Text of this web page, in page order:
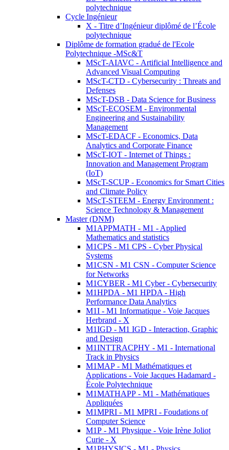
polytechnique
Cycle Ingénieur
X - Titre d’Ingénieur diplômé de l’École
polytechnique
Diplôme de formation gradué de l'Ecole
Polytechnique -MSc&T
MScT-AIAVC - Artificial Intelligence and
Advanced Visual Computing
MScT-CTD - Cybersecurity : Threats and
Defenses
MScT-DSB - Data Science for Business
MScT-ECOSEM - Environmental
Engineering and Sustainability
Management
MScT-EDACF - Economics, Data
Analytics and Corporate Finance
MScT-IOT - Internet of Things :
Innovation and Management Program
(IoT)
MScT-SCUP - Economics for Smart Cities
and Climate Policy
MScT-STEEM - Energy Environment :
Science Technology & Management
Master (DNM)
M1APPMATH - M1 - Applied
Mathematics and statistics
M1CPS - M1 CPS - Cyber Physical
Systems
M1CSN - M1 CSN - Computer Science
for Networks
M1CYBER - M1 Cyber - Cybersecurity
M1HPDA - M1 HPDA - High
Performance Data Analytics
M1I - M1 Informatique - Voie Jacques
Herbrand - X
M1IGD - M1 IGD - Interaction, Graphic
and Design
M1INTTRACPHY - M1 - International
Track in Physics
M1MAP - M1 Mathématiques et
Applications - Voie Jacques Hadamard -
École Polytechnique
M1MATHAPP - M1 - Mathématiques
Appliquées
M1MPRI - M1 MPRI - Foudations of
Computer Science
M1P - M1 Physique - Voie Irène Joliot
Curie - X